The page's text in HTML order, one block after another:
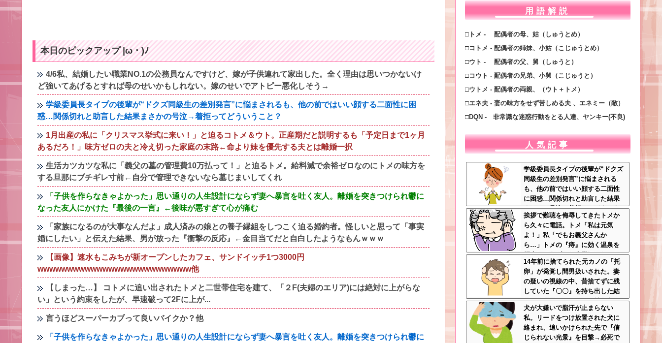
本日のピックアップ |ω・)ﾉ
4/6私、結婚したい職業NO.1の公務員なんですけど、嫁が子供連れて家出した。全く理由は思いつかないけ
ど強いてあげるとすれば母のせいかもしれない。嫁のせいでアトピー悪化しそう→
学級委員長タイプの後輩が“ドクズ同級生の差別発言”に悩まされるも、他の前ではいい顔する二面性に困
惑…関係切れと助言した結果まさかの号泣→着拒ってどういうこと？
1月出産の私に「クリスマス挙式に来い！」と迫るコトメ＆ウト。正産期だと説明するも「予定日まで1ヶ月
あるだろ！」味方ゼロの夫と冷え切った家庭の末路←命より妹を優先する夫とは離婚一択
生活カツカツな私に「義父の墓の管理費10万払って！」と迫るトメ。給料減で余裕ゼロなのにトメの味方を
する旦那にブチギレ寸前←自分で管理できないなら墓じまいしてくれ
「子供を作らなきゃよかった」思い通りの人生設計にならず妻へ暴言を吐く友人。離婚を突きつけられ鬱に
なった友人にかけた『最後の一言』←後味が悪すぎて心が痛む
「家族になるのが大事なんだよ」成人済みの娘との養子縁組をしつこく迫る婚約者。怪しいと思って「事実
婚にしたい」と伝えた結果、男が放った『衝撃の反応』←金目当てだと自白したようなもんｗｗｗ
【画像】速水もこみちが新オープンしたカフェ、サンドイッチ1つ3000円
wwwwwwwwwwwwwwwwwwwwwwwwww他
【しまった…】 コトメに追い出されたトメと二世帯住宅を建て、「２F(夫婦のエリア)には絶対に上がらな
い」という約束をしたが、早速破って2Fに上が...
言うほどスーパーカブって良いバイクか？他
「子供を作らなきゃよかった」思い通りの人生設計にならず妻へ暴言を吐く友人。離婚を突きつけられ鬱に
用語解説
□トメ - 配偶者の母、姑（しゅうとめ）
□コトメ - 配偶者の姉妹、小姑（こじゅうとめ）
□ウト - 配偶者の父、舅（しゅうと）
□コウト - 配偶者の兄弟、小舅（こじゅうと）
□ウトメ - 配偶者の両親、（ウト＋トメ）
□エネ夫 - 妻の味方をせず苦しめる夫 、エネミー（敵）
□DQN - 非常識な迷惑行動をとる人達、ヤンキー(不良)
人気記事
学級委員長タイプの後輩が“ドクズ
同級生の差別発言”に悩まされる
も、他の前ではいい顔する二面性
に困惑…関係切れと助言した結果
まさかの号泣→着拒ってどういう
こと？
挨拶で難聴を侮辱してきたトメか
ら久々に電話。トメ「私は元気
よ！」私「でもお義父さんか
ら…」トメの『痔』に効く温泉を
紹介してあげたら大発狂した←お
義父さんノリノリで温泉行ってて
草
14年前に捨てられた元カノの「托
卵」が発覚し間男扱いされた。妻
の疑いの視線の中、昔捨てずに残
していた『〇〇』を持ち出した結
果←修理屋のオッサンの技術力と
ノリが神すぎる
犬が大嫌いで脂汗が止まらない
私。リードをつけ放置された犬に
絡まれ、追いかけられた先で『信
じられない光景』を目撃→必死で